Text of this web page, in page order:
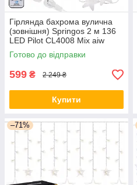
Гірлянда бахрома вулична
(зовнішня) Springos 2 м 136
LED Pilot CL4008 Mix aiw
якість
Готово до відправки
599 ₴ 2 249 ₴
Купити
–71%